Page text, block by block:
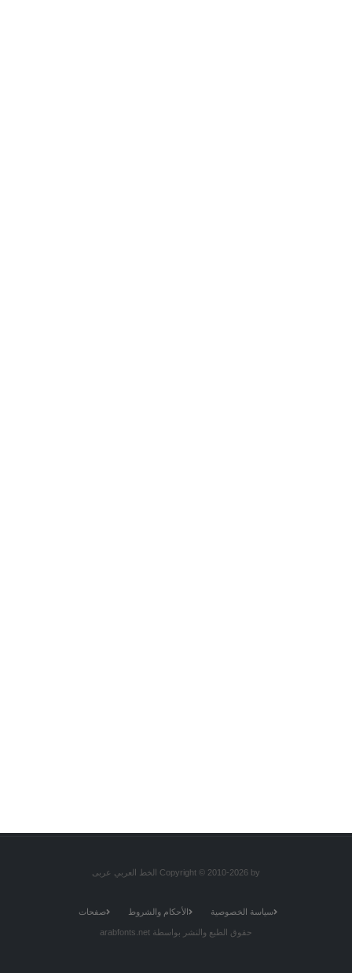
Copyright © 2010-2026 by الخط العربي عربى
سياسة الخصوصية الأحكام والشروط صفحات
حقوق الطبع والنشر بواسطة arabfonts.net